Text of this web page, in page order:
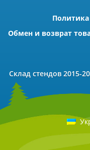
Обмен и возврат
Склад стендов2015-